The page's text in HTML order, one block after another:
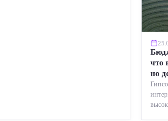
что
но